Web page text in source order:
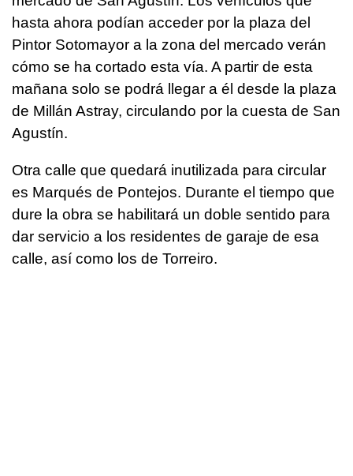
hasta ahora podían acceder por la plaza del
Pintor Sotomayor a la zona del mercado verán
cómo se ha cortado esta vía. A partir de esta
mañana solo se podrá llegar a él desde la plaza
de Millán Astray, circulando por la cuesta de San
Agustín.
Otra calle que quedará inutilizada para circular
es Marqués de Pontejos. Durante el tiempo que
dure la obra se habilitará un doble sentido para
dar servicio a los residentes de garaje de esa
calle, así como los de Torreiro.